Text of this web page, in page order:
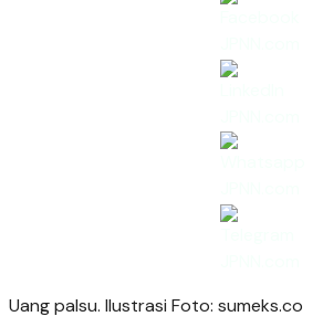
Uang palsu. Ilustrasi Foto: sumeks.co